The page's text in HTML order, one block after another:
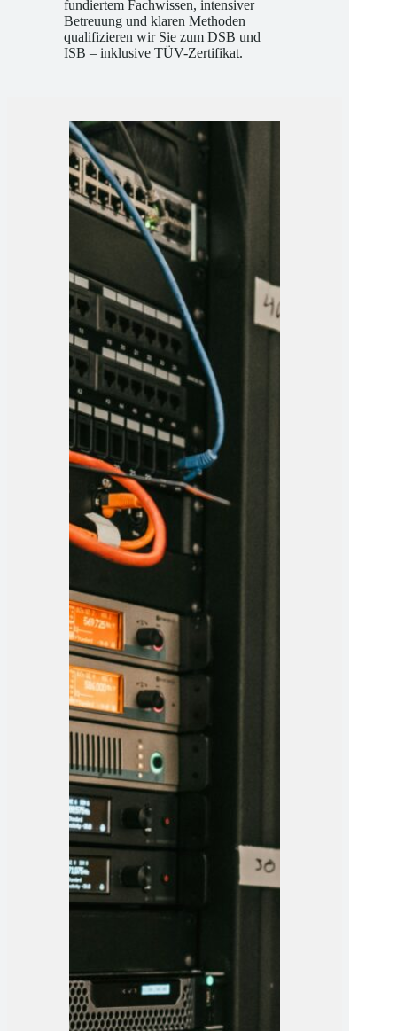
Wir machen Sie fit für die Praxis: Mit
fundiertem Fachwissen, intensiver
Betreuung und klaren Methoden
qualifizieren wir Sie zum DSB und